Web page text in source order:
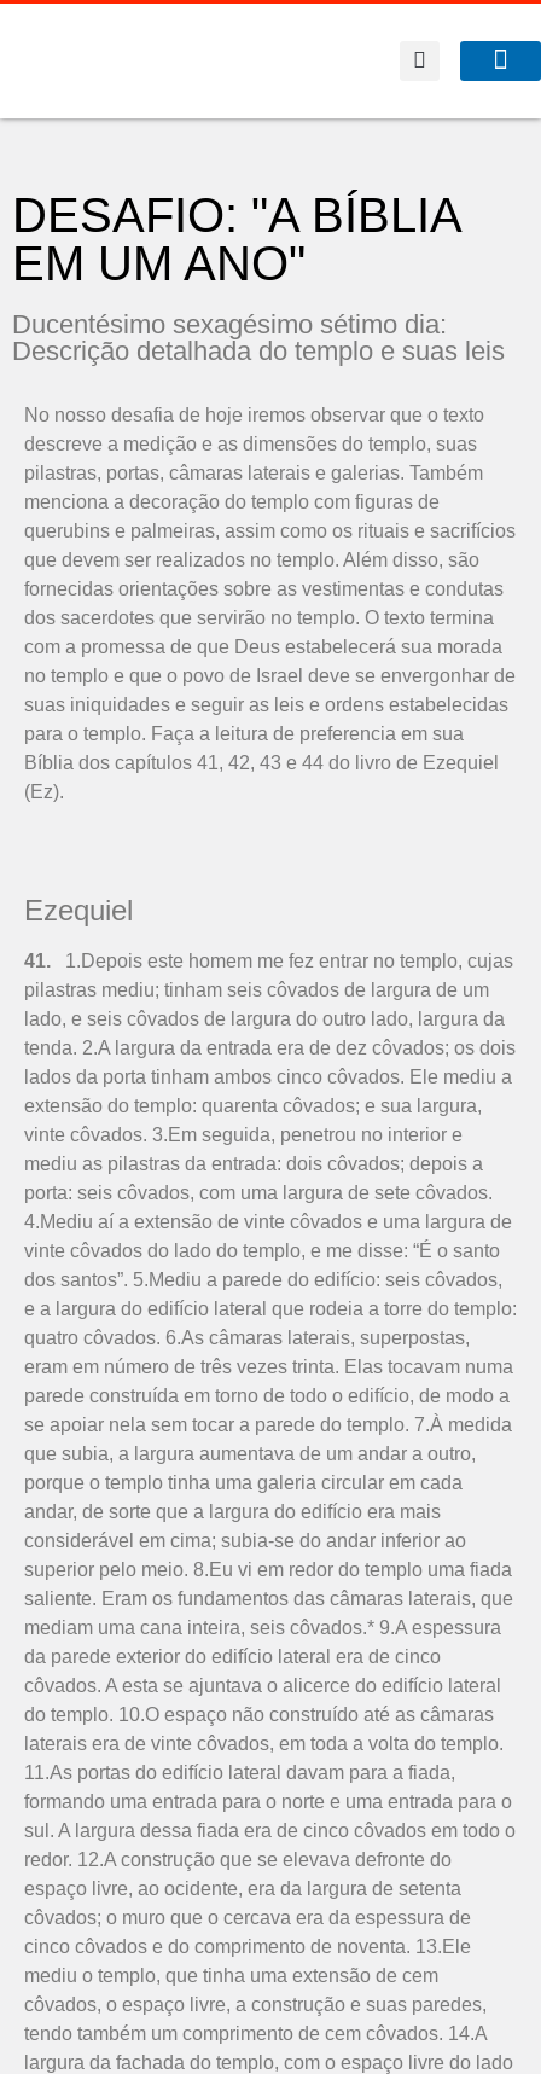
DESAFIO: "A BÍBLIA
EM UM ANO"
Ducentésimo sexagésimo sétimo dia:
Descrição detalhada do templo e suas leis
No nosso desafia de hoje iremos observar que o texto
descreve a medição e as dimensões do templo, suas
pilastras, portas, câmaras laterais e galerias. Também
menciona a decoração do templo com figuras de
querubins e palmeiras, assim como os rituais e sacrifícios
que devem ser realizados no templo. Além disso, são
fornecidas orientações sobre as vestimentas e condutas
dos sacerdotes que servirão no templo. O texto termina
com a promessa de que Deus estabelecerá sua morada
no templo e que o povo de Israel deve se envergonhar de
suas iniquidades e seguir as leis e ordens estabelecidas
para o templo. Faça a leitura de preferencia em sua
Bíblia dos capítulos 41, 42, 43 e 44 do livro de Ezequiel
(Ez).
Ezequiel
41. 1.Depois este homem me fez entrar no templo, cujas
pilastras mediu; tinham seis côvados de largura de um
lado, e seis côvados de largura do outro lado, largura da
tenda. 2.A largura da entrada era de dez côvados; os dois
lados da porta tinham ambos cinco côvados. Ele mediu a
extensão do templo: quarenta côvados; e sua largura,
vinte côvados. 3.Em seguida, penetrou no interior e
mediu as pilastras da entrada: dois côvados; depois a
porta: seis côvados, com uma largura de sete côvados.
4.Mediu aí a extensão de vinte côvados e uma largura de
vinte côvados do lado do templo, e me disse: “É o santo
dos santos”. 5.Mediu a parede do edifício: seis côvados,
e a largura do edifício lateral que rodeia a torre do templo:
quatro côvados. 6.As câmaras laterais, superpostas,
eram em número de três vezes trinta. Elas tocavam numa
parede construída em torno de todo o edi­fício, de modo a
se apoiar nela sem tocar a parede do templo. 7.À medida
que subia, a largura aumentava de um andar a outro,
porque o templo tinha uma galeria circular em cada
andar, de sorte que a largura do edifício era mais
considerável em cima; subia-se do andar inferior ao
superior pelo meio. 8.Eu vi em redor do templo uma fiada
saliente. Eram os fundamentos das câmaras laterais, que
mediam uma cana inteira, seis côvados.* 9.A espessura
da parede exterior do edifício lateral era de cinco
côvados. A esta se ajuntava o alicerce do edifício lateral
do templo. 10.O espaço não construído até as câmaras
laterais era de vinte côvados, em toda a volta do templo.
11.As portas do edifício lateral davam para a fiada,
formando uma entrada para o norte e uma entrada para o
sul. A largura dessa fiada era de cinco côvados em todo o
redor. 12.A construção que se elevava defronte do
espaço livre, ao ocidente, era da largura de setenta
côvados; o muro que o cercava era da espessura de
cinco côvados e do comprimento de noventa. 13.Ele
mediu o templo, que tinha uma extensão de cem
côvados, o espaço livre, a construção e suas paredes,
tendo também um comprimento de cem côvados. 14.A
largura da fachada do templo, com o espaço livre do lado